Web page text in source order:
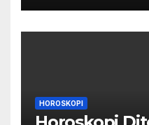
HOROSKOPI